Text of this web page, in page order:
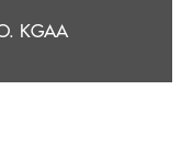
KGAA